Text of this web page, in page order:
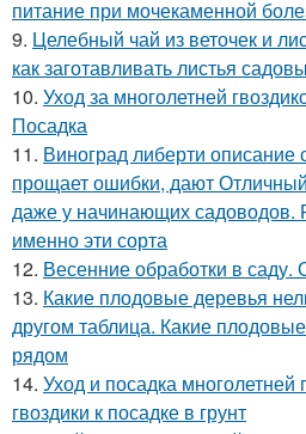
питание при мочекаменной
9. Целебный чай из веточек и
как заготавливать листья
10. Уход за многолетней
Посадка
11. Виноград либерти описание
прощает ошибки, дают
даже у начинающих садоводов.
именно эти сорта
12. Весенние обработки в саду.
13. Какие плодовые деревья
другом таблица. Какие
рядом
14. Уход и посадка многолетней
гвоздики к посадке в грунт